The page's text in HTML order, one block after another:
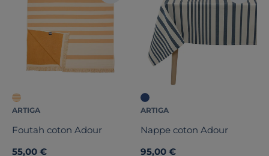
ARTIGA
Foutah coton Adour
55,00 €
ARTIGA
Nappe coton Adour
95,00 €